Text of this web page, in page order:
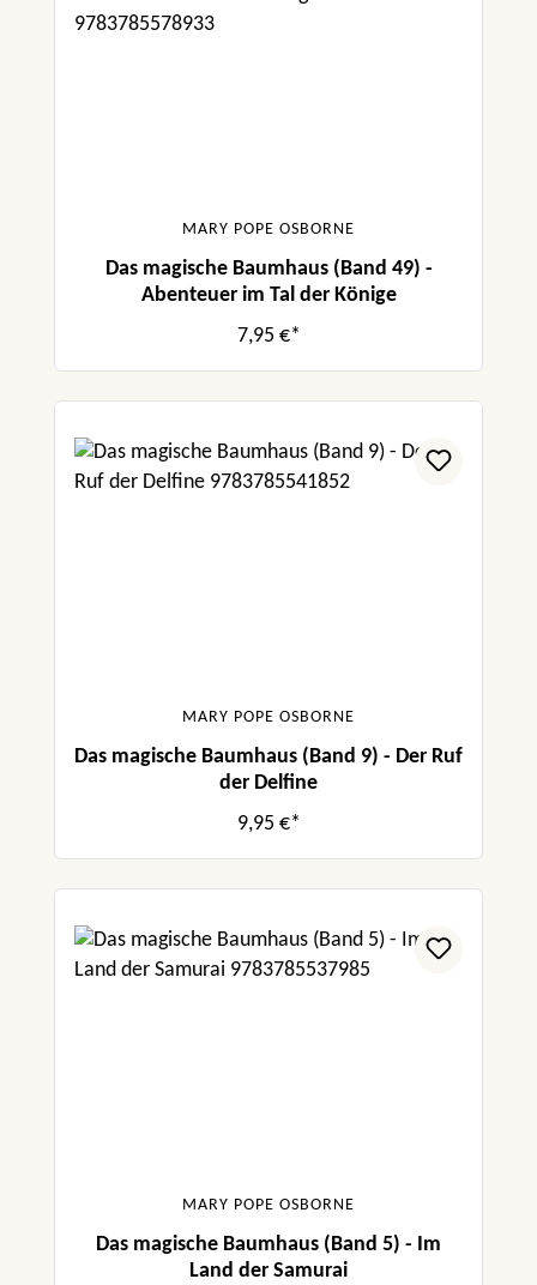
MARY POPE OSBORNE
Das magische Baumhaus (Band 49) -
Abenteuer im Tal der Könige
7,95 €*
MARY POPE OSBORNE
Das magische Baumhaus (Band 9) - Der Ruf
der Delfine
9,95 €*
MARY POPE OSBORNE
Das magische Baumhaus (Band 5) - Im
Land der Samurai